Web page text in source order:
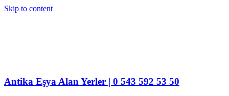
Skip to content
Antika Eşya Alan Yerler | 0 543 592 53 50